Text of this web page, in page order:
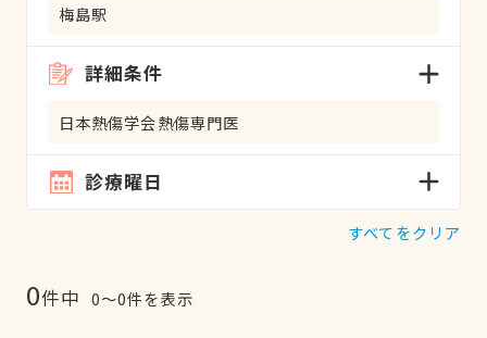
梅島駅
詳細条件
日本熱傷学会熱傷専門医
診療曜日
すべてをクリア
0件中 0〜0件を表示